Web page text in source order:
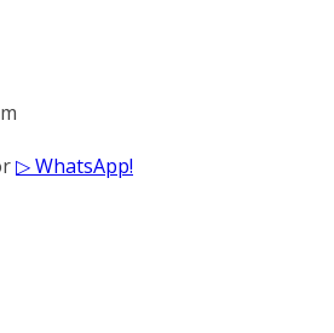
▷ WhatsApp!